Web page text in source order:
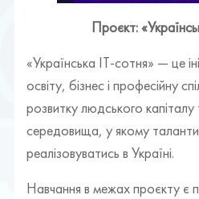
Проєкт:
«Українська ІТ-сотня» — це
освіту, бізнес і професійну
розвитку людського
середовища, у якому
реалізовуватись в Україні.
Навчання в межах проєкту є